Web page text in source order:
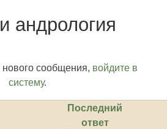
андрология
сообщения, войдите в
систему.
Последний
ответ